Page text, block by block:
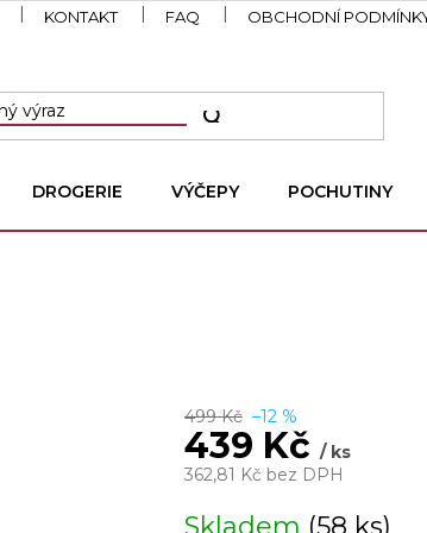
KONTAKT FAQ OBCHODNÍ
DROGERIE VÝČEPY POCHUTINY
499 Kč –12 %
439 Kč/ ks
362,81 Kč bez DPH